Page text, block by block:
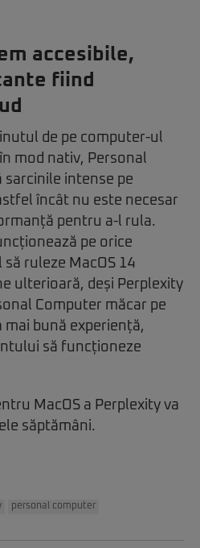
accesibile,
fiind
de pe computer-ul
mod nativ, Personal
sarcinile intense pe
încât nu este necesar
pentru a-l rula.
pe orice
ruleze MacOS 14
ulterioară, deși Perplexity
Computer măcar pe
mai bună experiență,
să funcționeze
MacOS a Perplexity va
săptămâni.
personal computer